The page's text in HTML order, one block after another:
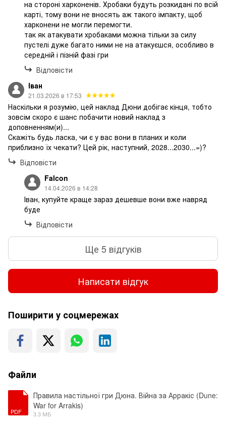
на стороні харконенів. Хробаки будуть розкидані по всій
карті, тому вони не вносять аж такого імпакту, щоб
харконени не могли перемогти.
так як атакувати хробаками можна тільки за силу
пустелі дуже багато ними не на атакуєшся, особливо в
середній і пізній фазі гри
Відповісти
Іван
21.03.2026 в 17:53
Наскільки я розумію, цей наклад Дюни добігає кінця, тобто
зовсім скоро є шанс побачити новий наклад з
доповненням(и)...
Скажіть будь ласка, чи є у вас вони в планих и коли
приблизно їх чекати? Цей рік, наступний, 2028...2030...=)?
Відповісти
Falcon
14.04.2026 в 14:28
Іван, купуйте краще зараз дешевше вони вже навряд
буде
Відповісти
Ще 5 відгуків
Написати відгук
Поширити у соцмережах
Файли
PDF
Правила настільної гри Дюна. Війна за Арракіс (Dune:
War for Arrakis)
3.3 МБ